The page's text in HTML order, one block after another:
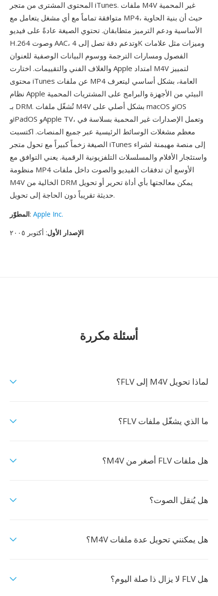
المحتوى المشترى من متجر iTunes. ملفات M4V غير المحمية
متوافقة تماماً مع أي مشغل يتعامل مع MP4، حيث أن بنية الحاوية
الأساسية ودعم الترميز متطابقان. تحتوي الصيغة عادةً على فيديو
H.264 وصوت AAC، وتدعم دقة تصل إلى 4K وميزات مثل علامات
الفصول ومسارات الترجمة ووسوم البيانات الوصفية للعنوان
والغلاف الفني والتقييمات. اختارت Apple امتداد M4V لتمييز
محتوى iTunes عن ملفات MP4 العامة، بشكل أساسي ليتعرف
نظام Apple البيئي من الأجهزة والبرامج على المشتريات المحمية
بـ DRM. تُشغّل ملفات M4V بشكل أصلي على macOS وiOS
وiPadOS وApple TV، وتعمل الإصدارات غير المحمية بسلاسة في
معظم مشغلات الوسائط الرئيسية عبر جميع المنصات. اكتسبت
الصيغة زخماً كبيراً مع تحول متجر iTunes إلى منصة مهيمنة لشراء
واستئجار الأفلام والمسلسلات التلفزيونية الرقمية. يعني التوافق مع
منظومة MP4 الأوسع أن تدفقات الفيديو والصوت داخل ملفات
M4V الخالية من DRM يمكن معالجتها بأي أداة تحرير أو تحويل
حديثة تقريباً دون الحاجة إلى تحويل.
المطوّر: Apple Inc.
الإصدار الأول: أكتوبر ٢٠٠٥
أسئلة مكررة
لماذا تحويل M4V إلى FLV؟
ما الذي يشغّل ملفات FLV؟
هل ملفات FLV أصغر من M4V؟
هل يُنقل الصوت؟
هل يمكنني تحويل عدة ملفات M4V؟
هل FLV لا يزال ذا صلة اليوم؟